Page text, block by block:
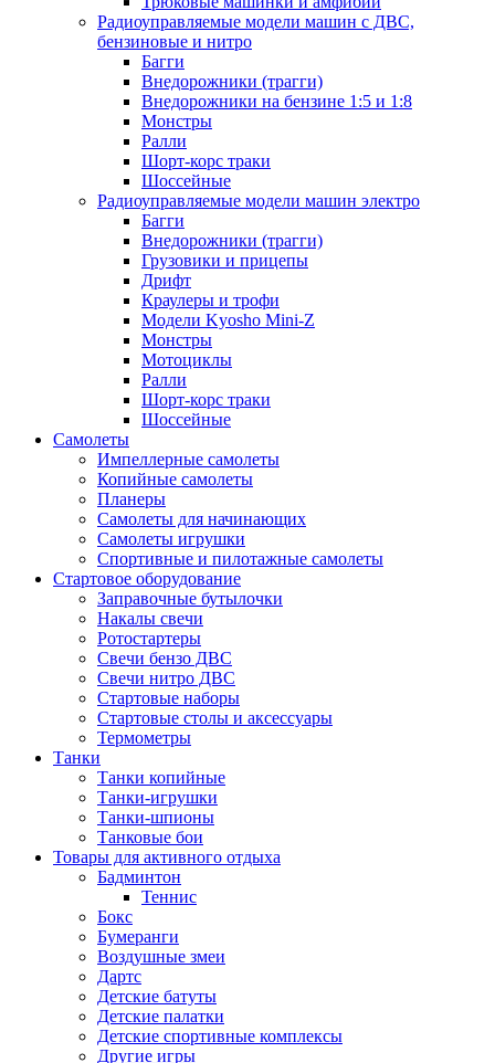
Радиоуправляемые модели машин с ДВС,
бензиновые и нитро
Багги
Внедорожники (трагги)
Внедорожники на бензине 1:5 и 1:8
Монстры
Ралли
Шорт-корс траки
Шоссейные
Радиоуправляемые модели машин электро
Багги
Внедорожники (трагги)
Грузовики и прицепы
Дрифт
Краулеры и трофи
Модели Kyosho Mini-Z
Монстры
Мотоциклы
Ралли
Шорт-корс траки
Шоссейные
Самолеты
Импеллерные самолеты
Копийные самолеты
Планеры
Самолеты для начинающих
Самолеты игрушки
Спортивные и пилотажные самолеты
Стартовое оборудование
Заправочные бутылочки
Накалы свечи
Ротостартеры
Свечи бензо ДВС
Свечи нитро ДВС
Стартовые наборы
Стартовые столы и аксессуары
Термометры
Танки
Танки копийные
Танки-игрушки
Танки-шпионы
Танковые бои
Товары для активного отдыха
Бадминтон
Теннис
Бокс
Бумеранги
Воздушные змеи
Дартс
Детские батуты
Детские палатки
Детские спортивные комплексы
Другие игры